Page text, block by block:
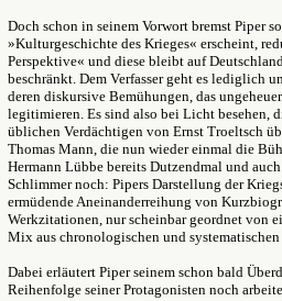
Doch schon in seinem Vorwort bremst Piper
»Kulturgeschichte des Krieges« erscheint,
Perspektive« und diese bleibt auf
beschränkt. Dem Verfasser geht es lediglich
deren diskursive Bemühungen, das
legitimieren. Es sind also bei Licht besehen,
üblichen Verdächtigen von Ernst Troeltsch
Thomas Mann, die nun wieder einmal die
Hermann Lübbe bereits Dutzendmal und
Schlimmer noch: Pipers Darstellung der
ermüdende Aneinanderreihung von
Werkzitationen, nur scheinbar geordnet von
Mix aus chronologischen und
Dabei erläutert Piper seinem schon bald
Reihenfolge seiner Protagonisten noch